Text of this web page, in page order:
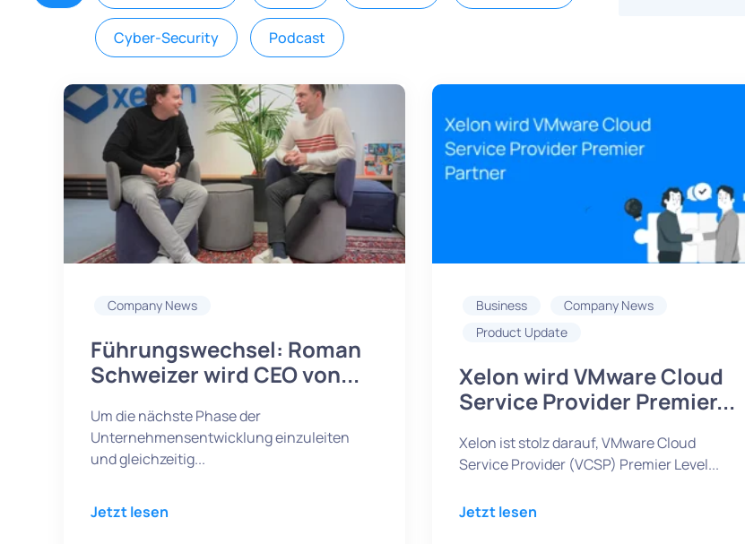
Cyber-Security Podcast
Company News
Führungswechsel: Roman
Schweizer wird CEO von...
Um die nächste Phase der
Unternehmensentwicklung einzuleiten
und gleichzeitig...
Jetzt lesen
Business
Company News
Product Update
Xelon wird VMware Cloud
Service Provider Premier...
Xelon ist stolz darauf, VMware Cloud
Service Provider (VCSP) Premier Level...
Jetzt lesen